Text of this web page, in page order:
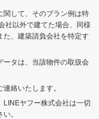
関して、そのプラン例は特
社以外で建てた場合、同様
た、建築請負会社を特定す
ータは、当該物件の取扱会
絡いたします。
ヤフー株式会社は一切
。